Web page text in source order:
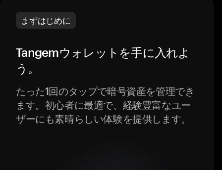
まずはじめに
Tangemウォレットを手に入れよ
う。
たった1回のタップで暗号資産を管理でき
ます。初心者に最適で、経験豊富なユー
ザーにも素晴らしい体験を提供します。